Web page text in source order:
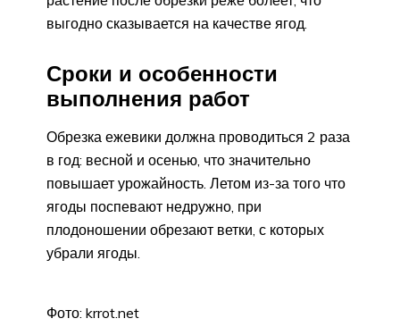
выгодно сказывается на качестве ягод.
Сроки и особенности
выполнения работ
Обрезка ежевики должна проводиться 2 раза
в год: весной и осенью, что значительно
повышает урожайность. Летом из-за того что
ягоды поспевают недружно, при
плодоношении обрезают ветки, с которых
убрали ягоды.
Фото: krrot.net